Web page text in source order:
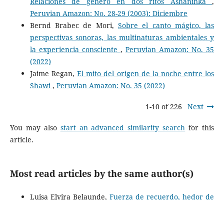
Peruvian Amazon: No. 28-29 (2003): Diciembre
Bernd Brabec de Mori, Sobre el canto mágico, las
perspectivas sonoras, las multinaturas ambientales y
la experiencia consciente ,Peruvian Amazon: No. 35
(2022)
Jaime Regan,El mito del origen de la noche entre los
Shawi, Peruvian Amazon: No. 35 (2022)
1-10 of 226 Next
You may also start an advanced similarity search for this
article.
Most read articles by the same author(s)
Luisa Elvira Belaunde, Fuerza de recuerdo, hedor de